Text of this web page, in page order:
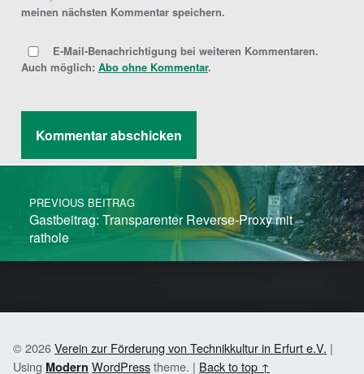
meinen nächsten Kommentar speichern.
E-Mail-Benachrichtigung bei weiteren Kommentaren.
Auch möglich: Abo ohne Kommentar.
Post navigation
PREVIOUS BEITRAG
Gastbeitrag: Transparenter Reverse-Proxy mit
rathole
© 2026Verein zur Förderung von Technikkultur in Erfurt e.V. |
Using Modern WordPresstheme. | Back to top ↑